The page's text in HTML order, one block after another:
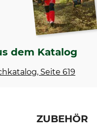
dem Katalog
Seite 619
ZUBEHÖR